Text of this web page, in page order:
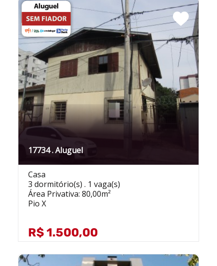
17734 . Aluguel
Casa
3 dormitório(s) . 1 vaga(s)
Área Privativa: 80,00m²
Pio X
R$ 1.500,00